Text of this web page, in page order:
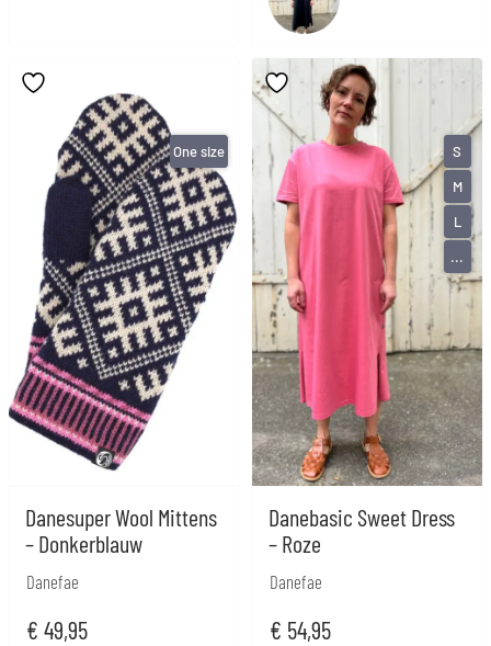
Danesuper Wool Mittens
– Donkerblauw
Danefae
€ 49,95
One size
Danebasic Sweet Dress
– Roze
Danefae
€ 54,95
S
M
L
...